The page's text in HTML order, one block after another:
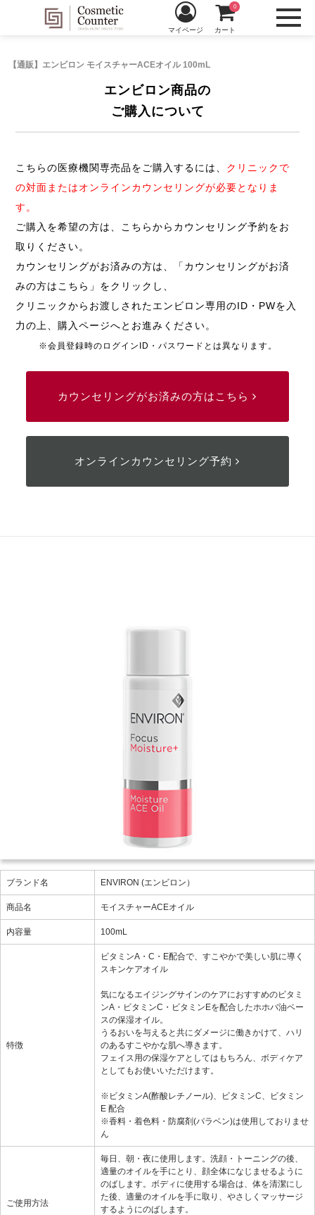
【通販】エンビロン モイスチャーACEオイル 100mL
マイページ カート
0
エンビロン商品の
ご購入について
こちらの医療機関専売品をご購入するには、 クリニックで
の対面またはオンラインカウンセリングが必要となりま
す。
ご購入を希望の方は、こちらからカウンセリング予約をお
取りください。
カウンセリングがお済みの方は、「カウンセリングがお済
みの方はこちら」をクリックし、
クリニックからお渡しされたエンビロン専用のID・PWを入
力の上、購入ページへとお進みください。
※会員登録時のログインID・パスワードとは異なります。
カウンセリングがお済みの方はこちら
オンラインカウンセリング予約
ブランド名 ENVIRON (エンビロン）
商品名 モイスチャーACEオイル
内容量 100mL
特徴
ビタミンA・C・E配合で、すこやかで美しい肌に導く
スキンケアオイル
気になるエイジングサインのケアにおすすめのビタミ
ンA・ビタミンC・ビタミンEを配合したホホバ油ベー
スの保湿オイル。
うるおいを与えると共にダメージに働きかけて、ハリ
のあるすこやかな肌へ導きます。
フェイス用の保湿ケアとしてはもちろん、ボディケア
としてもお使いいただけます。
※ビタミンA(酢酸レチノール)、ビタミンC、ビタミン
E 配合
※香料・着色料・防腐剤(パラベン)は使用しておりませ
ん
ご使用方法
毎日、朝・夜に使用します。洗顔・トーニングの後、
適量のオイルを手にとり、顔全体になじませるように
のばします。ボディに使用する場合は、体を清潔にし
た後、適量のオイルを手に取り、やさしくマッサージ
するようにのばします。